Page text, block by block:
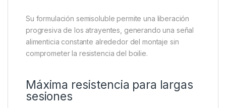
La recetaCyprinus Maxcombina harinas de
cangrejo de río,krill y una cuidada mezcla de
especias, creando un perfil aromático marino intenso
equilibrio entre valor nutricional y capacidad de
atracción, favoreciendo una respuesta rápida por